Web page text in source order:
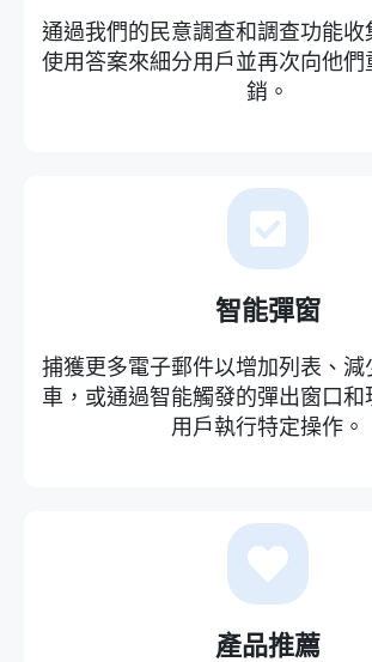
通過我們的民意調查和調查功能收
使用答案來細分用戶並再次向他們
銷。
智能彈窗
捕獲更多電子郵件以增加列表、減
車，或通過智能觸發的彈出窗口和
用戶執行特定操作。
產品推薦